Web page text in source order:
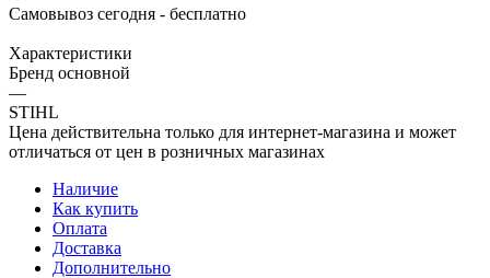
Самовывоз сегодня - бесплатно
Характеристики
Бренд основной
—
STIHL
Цена действительна только для интернет-магазина и может
отличаться от цен в розничных магазинах
Наличие
Как купить
Оплата
Доставка
Дополнительно